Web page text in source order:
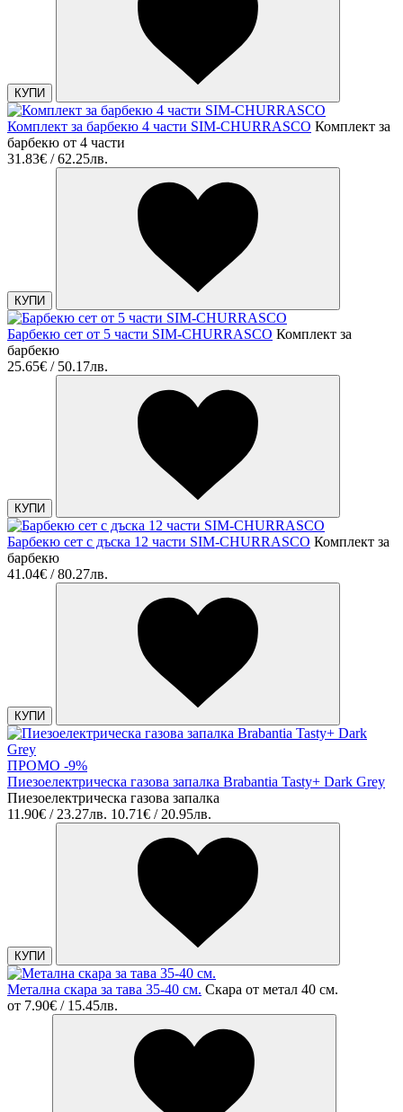
КУПИ
Комплект за барбекю 4 части SIM-CHURRASCO Комплект за
барбекю от 4 части
31.83€ / 62.25лв.
КУПИ
Барбекю сет от 5 части SIM-CHURRASCO Комплект за
барбекю
25.65€ / 50.17лв.
КУПИ
Барбекю сет с дъска 12 части SIM-CHURRASCO Комплект за
барбекю
41.04€ / 80.27лв.
КУПИ
ПРОМО -9%
Пиезоелектрическа газова запалка Brabantia Tasty+ Dark Grey
Пиезоелектрическа газова запалка
11.90€ / 23.27лв. 10.71€ / 20.95лв.
КУПИ
Метална скара за тава 35-40 см. Скара от метал 40 см.
от 7.90€ / 15.45лв.